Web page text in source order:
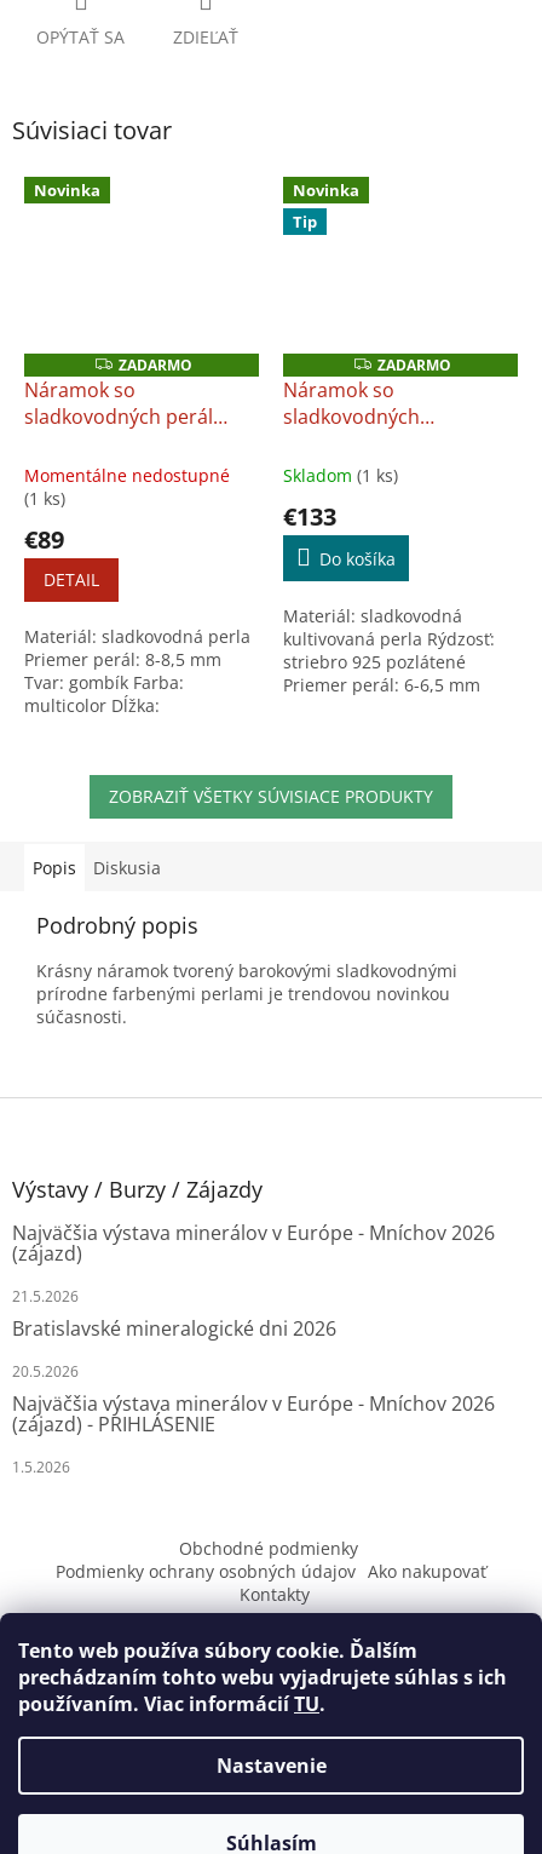
Tento web používa súbory cookie. Ďalším
prechádzaním tohto webu vyjadrujete súhlas s ich
používaním. Viac informáciíTU.
Nastavenie
Súhlasím
OPÝTAŤ SA ZDIEĽAŤ
Súvisiaci tovar
Novinka
Z
A
D
A
ZADARMO
Náramok so
sladkovodných perál
Univerzálna utierka na
šperky
Momentálne nedostupné
(1 ks)
€89
DETAIL
Materiál: sladkovodná perla
Priemer perál: 8-8,5 mm
Tvar: gombík Farba:
multicolor Dĺžka:
Novinka
Tip
Z
A
D
A
O
ZADARMO
Náramok so
sladkovodných
darček: Univerzálna
Skladom (1 ks)
€133
Do košíka
Materiál: sladkovodná
kultivovaná perla Rýdzosť:
striebro 925 pozlátené
Priemer perál: 6-6,5 mm
ZOBRAZIŤ VŠETKY SÚVISIACE PRODUKTY
Popis Diskusia
Podrobný popis
Krásny náramok tvorený barokovými sladkovodnými
prírodne farbenými perlami je trendovou novinkou
súčasnosti.
Z
Výstavy / Burzy / Zájazdy
Najväčšia výstava minerálov v Európe - Mníchov 2026
(zájazd)
21.5.2026
Bratislavské mineralogické dni 2026
20.5.2026
Najväčšia výstava minerálov v Európe - Mníchov 2026
(zájazd) - PRIHLÁSENIE
1.5.2026
Obchodné podmienky
Podmienky ochrany osobných údajov Ako nakupovať
Kontakty
Copyright 2026Zlatníctvo MILI. Všetky práva vyhradené.
Upraviť nastavenie cookies